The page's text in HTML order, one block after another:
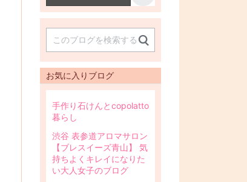
お気に入りブログ
手作り石けんとcopolatto
暮らし
渋谷 表参道アロマサロン
【ブレスイーズ青山】 気
持ちよくキレイになりた
い大人女子のブログ